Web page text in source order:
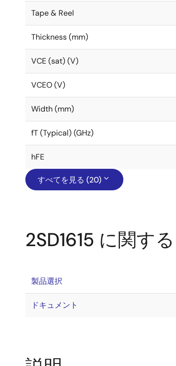
Tape & Reel
Thickness (mm)
VCE (sat) (V)
VCEO (V)
Width (mm)
fT (Typical) (GHz)
hFE
すべてを見る (20)
2SD1615 に関す
製品選択
ドキュメント